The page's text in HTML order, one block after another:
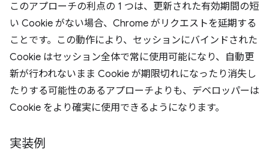
このアプローチの利点の 1 つは、更新された有効期間の短
い Cookie がない場合、Chrome がリクエストを延期する
ことです。この動作により、セッションにバインドされた
Cookie はセッション全体で常に使用可能になり、自動更
新が行われないまま Cookie が期限切れになったり消失し
たりする可能性のあるアプローチよりも、デベロッパーは
Cookie をより確実に使用できるようになります。
実装例